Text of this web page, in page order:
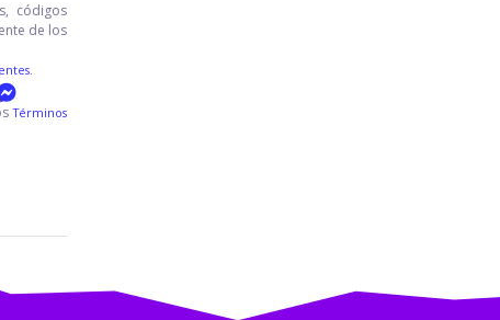
códigos
de los
Términos